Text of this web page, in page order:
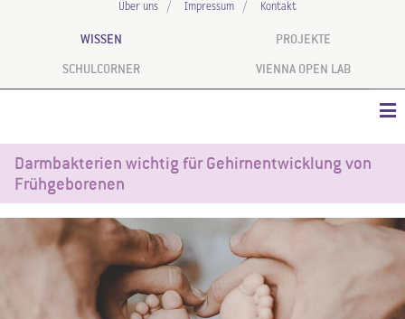
Über uns Impressum Kontakt
WISSEN PROJEKTE
SCHULCORNER VIENNA OPEN LAB
Darmbakterien wichtig für Gehirnentwicklung von
Frühgeborenen